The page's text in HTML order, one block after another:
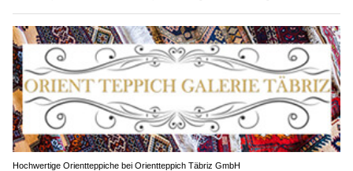
Hochwertige Orientteppiche bei Orientteppich Täbriz GmbH